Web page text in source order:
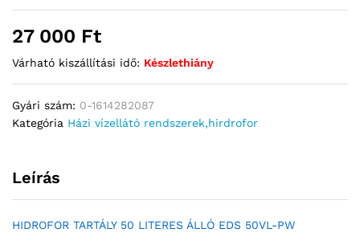
27 000 Ft
Várható kiszállítási idő: Készlethiány
Gyári szám: 0-1614282087
Kategória Házi vízellátó rendszerek,hirdrofor
Leírás
HIDROFOR TARTÁLY 50 LITERES ÁLLÓ EDS 50VL-PW